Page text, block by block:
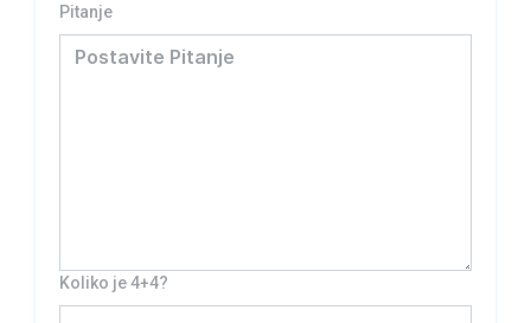
Pitanje
Koliko je 4+4?